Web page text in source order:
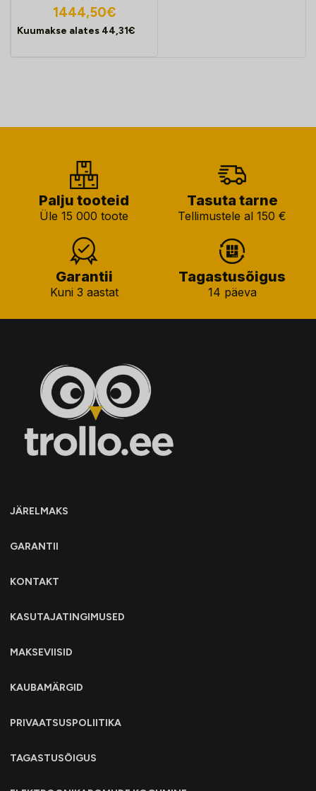
1444,50€
Kuumakse alates 44,31€
Palju tooteid
Üle 15 000 toote
Tasuta tarne
Tellimustele al 150 €
Garantii
Kuni 3 aastat
Tagastusõigus
14 päeva
JÄRELMAKS
GARANTII
KONTAKT
KASUTAJATINGIMUSED
MAKSEVIISID
KAUBAMÄRGID
PRIVAATSUSPOLIITIKA
TAGASTUSÕIGUS